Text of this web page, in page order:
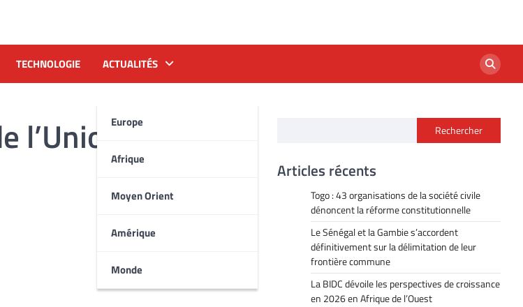
TECHNOLOGIE ACTUALITÉS
Europe
Afrique
Moyen Orient
Amérique
Monde
l’Union Rechercher
Articles récents
Togo : 43 organisations de la société civile
dénoncent la réforme constitutionnelle
Le Sénégal et la Gambie s’accordent
définitivement sur la délimitation de leur
frontière commune
La BIDC dévoile les perspectives de croissance
en 2026 en Afrique de l’Ouest